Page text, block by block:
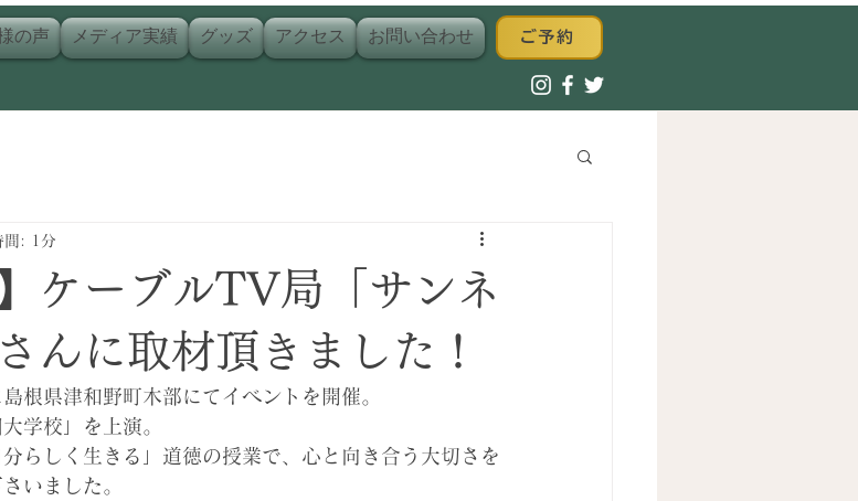
の声 メディア実績 グッズ アクセス お問い合わせ ご予約
ケーブルTV局「サンネ
んに取材頂きました！
間: 1分
根県津和野町木部にてイベントを開催。
学校」を上演。
らしく生きる」道徳の授業で、心と向き合う大切さを
いました。